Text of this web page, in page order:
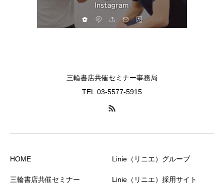
三輪書店共催セミナー事務局
TEL:03-5577-5915
HOME
三輪書店共催セミナー
Linie（リニエ）グループ
Linie（リニエ）採用サイト